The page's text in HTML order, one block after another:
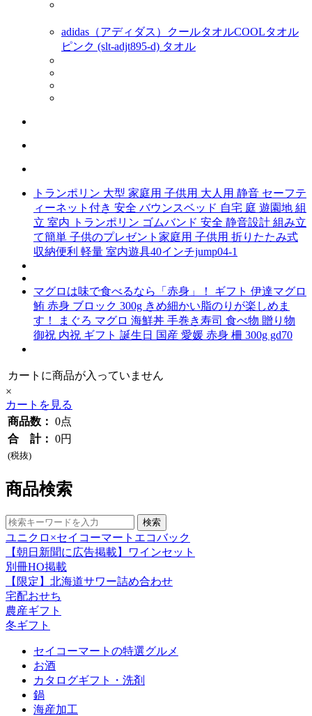
adidas（アディダス）クールタオルCOOLタオル
ピンク (slt-adjt895-d) タオル
トランポリン 大型 家庭用 子供用 大人用 静音 セーフテ
ィーネット付き 安全 バウンスベッド 自宅 庭 遊園地 組
立 室内 トランポリン ゴムバンド 安全 静音設計 組み立
て簡単 子供のプレゼント家庭用 子供用 折りたたみ式
収納便利 軽量 室内遊具40インチjump04-1
マグロは味で食べるなら「赤身」！ ギフト 伊達マグロ
鮪 赤身 ブロック 300g きめ細かい脂のりが楽しめま
す！ まぐろ マグロ 海鮮丼 手巻き寿司 食べ物 贈り物
御祝 内祝 ギフト 誕生日 国産 愛媛 赤身 柵 300g gd70
カートに商品が入っていません
×
カートを見る
商品数： 0点
合 計： 0円
(税抜)
商品検索
ユニクロ×セイコーマートエコバック
【朝日新聞に広告掲載】ワインセット
別冊HO掲載
【限定】北海道サワー詰め合わせ
宅配おせち
農産ギフト
冬ギフト
セイコーマートの特選グルメ
お酒
カタログギフト・洗剤
鍋
海産加工